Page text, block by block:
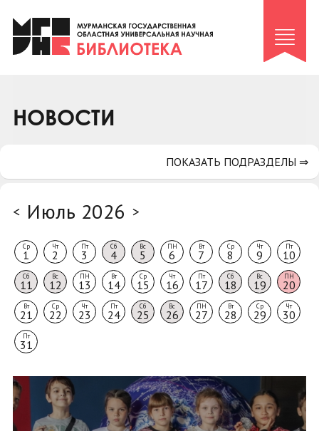
Клуб «Гиря и сельдерей»
Клуб «Семейный архив»
Коллегам
НОВОСТИ
< Июль 2026 >
Ср
1
Чт
2
Пт
3
Сб
4
Вс
5
ПН
6
Вт
7
Ср
8
Чт
9
Пт
10
Сб
11
Вс
12
ПН
13
Вт
14
Ср
15
Чт
16
Пт
17
Сб
18
Вс
19
ПН
20
Вт
21
Ср
22
Чт
23
Пт
24
Сб
25
Вс
26
ПН
27
Вт
28
Ср
29
Чт
30
Пт
31
ПОКАЗАТЬ ПОДРАЗДЕЛЫ ⇒